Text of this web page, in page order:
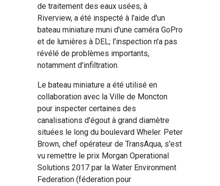
de traitement des eaux usées, à
Riverview, a été inspecté à l'aide d'un
bateau miniature muni d'une caméra GoPro
et de lumières à DEL; l'inspection n'a pas
révélé de problèmes importants,
notamment d'infiltration.
Le bateau miniature a été utilisé en
collaboration avec la Ville de Moncton
pour inspecter certaines des
canalisations d'égout à grand diamètre
situées le long du boulevard Wheler. Peter
Brown, chef opérateur de TransAqua, s'est
vu remettre le prix Morgan Operational
Solutions 2017 par la Water Environment
Federation (féderation pour